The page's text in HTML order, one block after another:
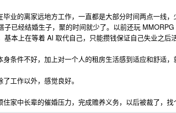
毕业的离家远地方工作，一直都是大部分时间两点一线
子已经结婚生子，聚的时间就少了。以前还玩
基本上在等着 AI 取代自己，只能攒钱保证自己失业之后
身条件不好，加上对一个人的租房生活感到适应和舒适，
了工作以外，感觉良好。
住家中长辈的催婚压力，完成赡养义务，以后被裁了，找